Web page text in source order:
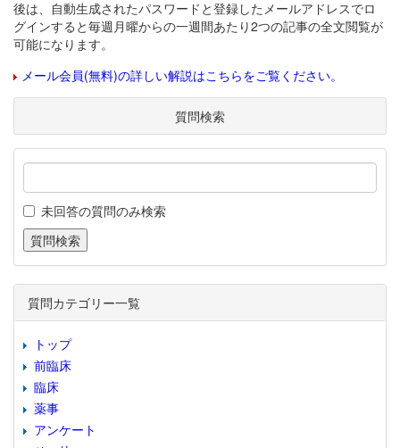
後は、自動生成されたパスワードと登録したメールアドレスでロ
グインすると毎週月曜からの一週間あたり2つの記事の全文閲覧が
可能になります。
メール会員(無料)の詳しい解説はこちらをご覧ください。
質問検索
未回答の質問のみ検索
質問カテゴリー一覧
トップ
前臨床
臨床
薬事
アンケート